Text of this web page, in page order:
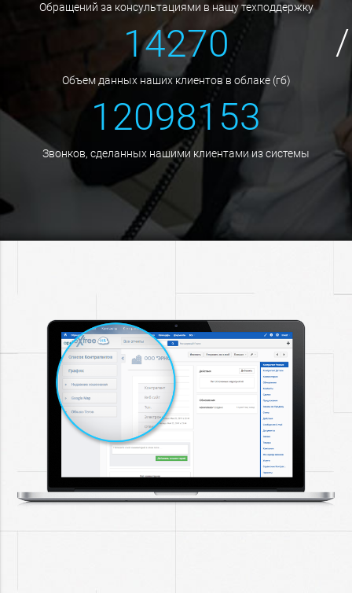
обращений за консультациями в нащу техподдержку
14270
объем данных наших клиентов в облаке (гб)
12098153
звонков, сделанных нашими клиентами из системы